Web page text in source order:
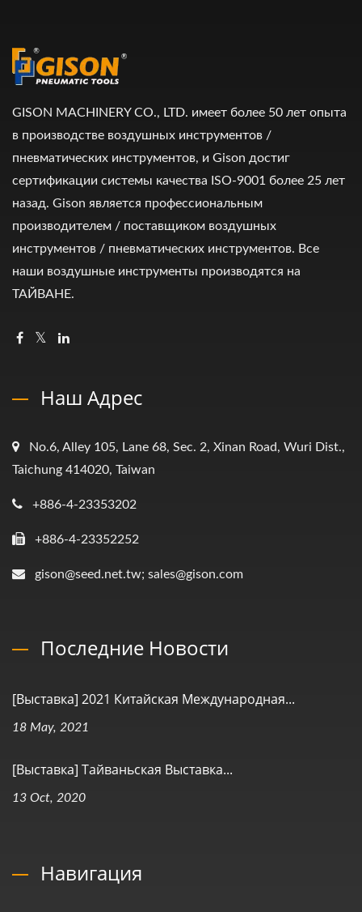
GISON MACHINERY CO., LTD. имеет более 50 лет опыта
в производстве воздушных инструментов /
пневматических инструментов, и Gison достиг
сертификации системы качества ISO-9001 более 25 лет
назад. Gison является профессиональным
производителем / поставщиком воздушных
инструментов / пневматических инструментов. Все
наши воздушные инструменты производятся на
ТАЙВАНЕ.
Наш Адрес
No.6, Alley 105, Lane 68, Sec. 2, Xinan Road, Wuri Dist.,
Taichung 414020, Taiwan
+886-4-23353202
+886-4-23352252
gison@seed.net.tw; sales@gison.com
Последние Новости
[Выставка] 2021 Китайская Международная...
18 May, 2021
[Выставка] Тайваньская Выставка...
13 Oct, 2020
Навигация